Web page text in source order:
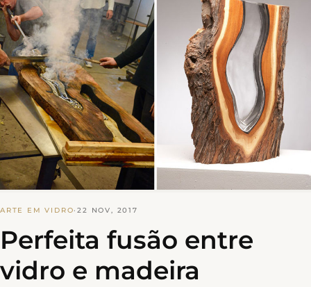
ARTE EM VIDRO·22 NOV, 2017
Perfeita fusão entre
vidro e madeira